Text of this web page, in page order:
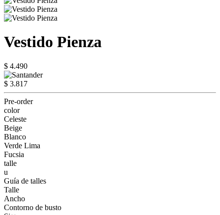
Vestido Pienza
$ 4.490
$ 3.817
Pre-order
color
Celeste
Beige
Blanco
Verde Lima
Fucsia
talle
u
Guía de talles
Talle
Ancho
Contorno de busto